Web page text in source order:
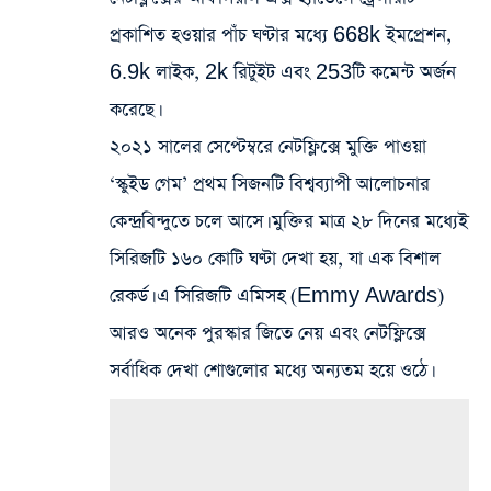
প্রকাশিত হওয়ার পাঁচ ঘণ্টার মধ্যে 668k ইমপ্রেশন,
6.9k লাইক, 2k রিটুইট এবং 253টি কমেন্ট অর্জন
করেছে।
২০২১ সালের সেপ্টেম্বরে নেটফ্লিক্সে মুক্তি পাওয়া
‘স্কুইড গেম’ প্রথম সিজনটি বিশ্বব্যাপী আলোচনার
কেন্দ্রবিন্দুতে চলে আসে। মুক্তির মাত্র ২৮ দিনের মধ্যেই
সিরিজটি ১৬০ কোটি ঘণ্টা দেখা হয়, যা এক বিশাল
রেকর্ড। এ সিরিজটি এমিসহ (Emmy Awards)
আরও অনেক পুরস্কার জিতে নেয় এবং নেটফ্লিক্সে
সর্বাধিক দেখা শোগুলোর মধ্যে অন্যতম হয়ে ওঠে।